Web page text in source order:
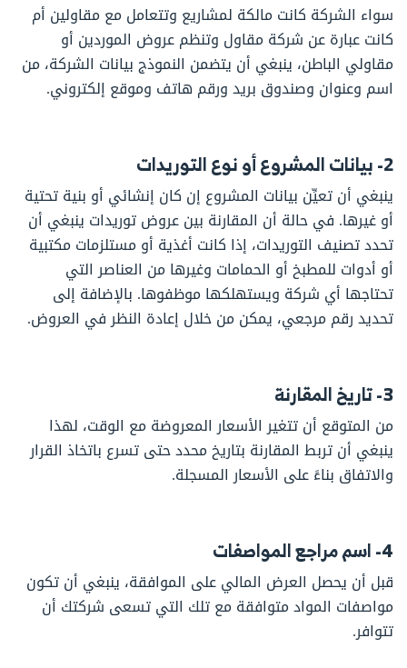
سواء الشركة كانت مالكة لمشاريع وتتعامل مع مقاولين أم
كانت عبارة عن شركة مقاول وتنظم عروض الموردين أو
مقاولي الباطن، ينبغي أن يتضمن النموذج بيانات الشركة، من
اسم وعنوان وصندوق بريد ورقم هاتف وموقع إلكتروني.
2- بيانات المشروع أو نوع التوريدات
ينبغي أن تعيِّن بيانات المشروع إن كان إنشائي أو بنية تحتية
أو غيرها. في حالة أن المقارنة بين عروض توريدات ينبغي أن
تحدد تصنيف التوريدات، إذا كانت أغذية أو مستلزمات مكتبية
أو أدوات للمطبخ أو الحمامات وغيرها من العناصر التي
تحتاجها أي شركة ويستهلكها موظفوها. بالإضافة إلى
تحديد رقم مرجعي، يمكن من خلال إعادة النظر في العروض.
3- تاريخ المقارنة
من المتوقع أن تتغير الأسعار المعروضة مع الوقت، لهذا
ينبغي أن تربط المقارنة بتاريخ محدد حتى تسرع باتخاذ القرار
والاتفاق بناءً على الأسعار المسجلة.
4- اسم مراجع المواصفات
قبل أن يحصل العرض المالي على الموافقة، ينبغي أن تكون
مواصفات المواد متوافقة مع تلك التي تسعى شركتك أن
تتوافر.